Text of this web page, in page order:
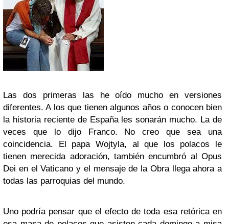
Las dos primeras las he oído mucho en versiones
diferentes. A los que tienen algunos años o conocen bien
la historia reciente de España les sonarán mucho. La de
veces que lo dijo Franco. No creo que sea una
coincidencia. El papa Wojtyla, al que los polacos le
tienen merecida adoración, también encumbró al Opus
Dei en el Vaticano y el mensaje de la Obra llega ahora a
todas las parroquias del mundo.
Uno podría pensar que el efecto de toda esa retórica en